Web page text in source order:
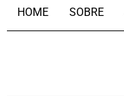
HOME SOBRE